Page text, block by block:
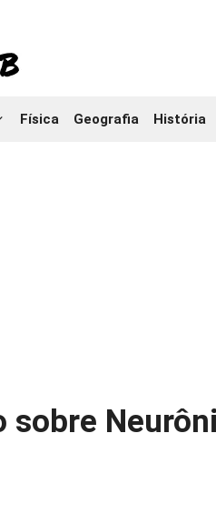
Física Geografia História
sobre